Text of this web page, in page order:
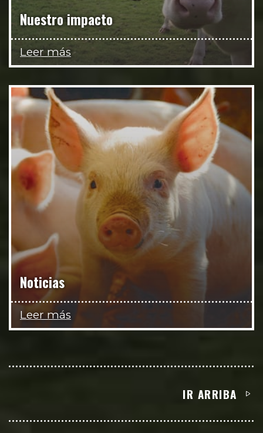
Nuestro impacto
Leer más
Noticias
Leer más
IR ARRIBA